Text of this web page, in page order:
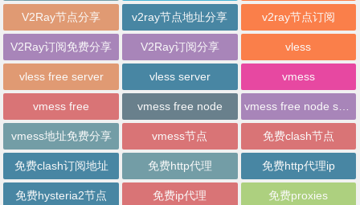
V2Ray节点分享 v2ray节点地址分享 v2ray节点订阅
V2Ray订阅免费分享 V2Ray订阅分享 vless
vless free server vless server vmess
vmess free vmess free node vmess free node sharing
vmess地址免费分享 vmess节点 免费clash节点
免费clash订阅地址 免费http代理 免费http代理ip
免费hysteria2节点 免费ip代理 免费proxies